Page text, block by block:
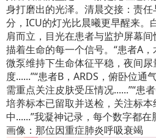
身打磨出的光泽。清晨交接：责
分，ICU的灯光比晨曦更早醒来。
肩而立，目光在患者与监护屏幕
描着生命的每一个信号。“患者A
微泵维持下生命体征平稳，夜间
度......”“患者B，ARDS，俯卧位通
需重点关注皮肤受压情况......”“患
培养标本已留取并送检，关注标
中......”我凝神记录，每个数字都
画像：那位因重症肺炎呼吸衰竭